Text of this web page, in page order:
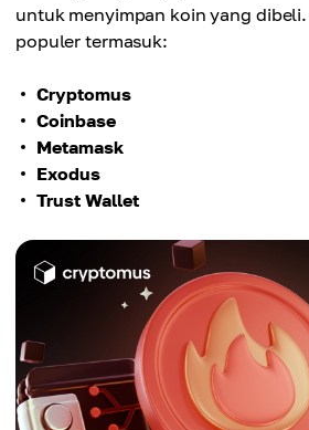
untuk menyimpan koin yang
populer termasuk:
Cryptomus
Coinbase
Metamask
Exodus
Trust Wallet